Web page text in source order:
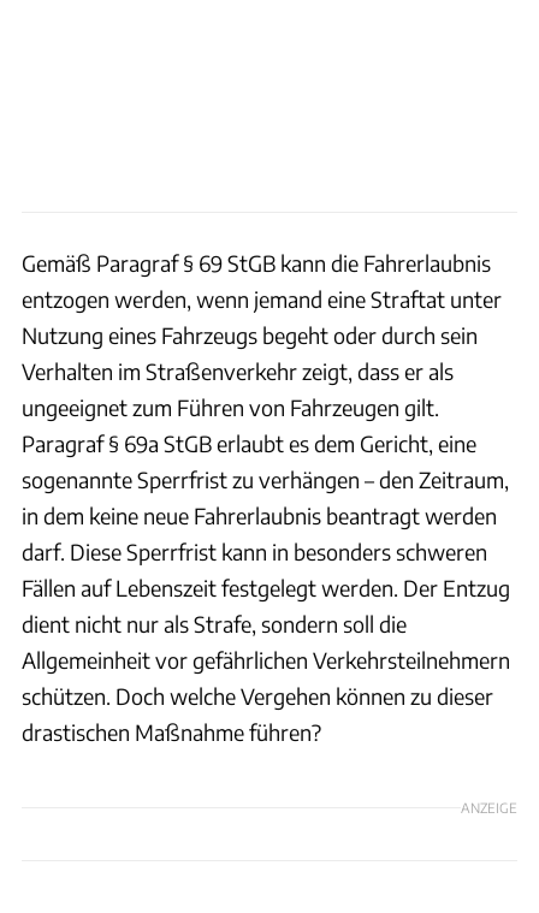
Gemäß Paragraf § 69 StGB kann die Fahrerlaubnis
entzogen werden, wenn jemand eine Straftat unter
Nutzung eines Fahrzeugs begeht oder durch sein
Verhalten im Straßenverkehr zeigt, dass er als
ungeeignet zum Führen von Fahrzeugen gilt.
Paragraf § 69a StGB erlaubt es dem Gericht, eine
sogenannte Sperrfrist zu verhängen – den Zeitraum,
in dem keine neue Fahrerlaubnis beantragt werden
darf. Diese Sperrfrist kann in besonders schweren
Fällen auf Lebenszeit festgelegt werden. Der Entzug
dient nicht nur als Strafe, sondern soll die
Allgemeinheit vor gefährlichen Verkehrsteilnehmern
schützen. Doch welche Vergehen können zu dieser
drastischen Maßnahme führen?
ANZEIGE